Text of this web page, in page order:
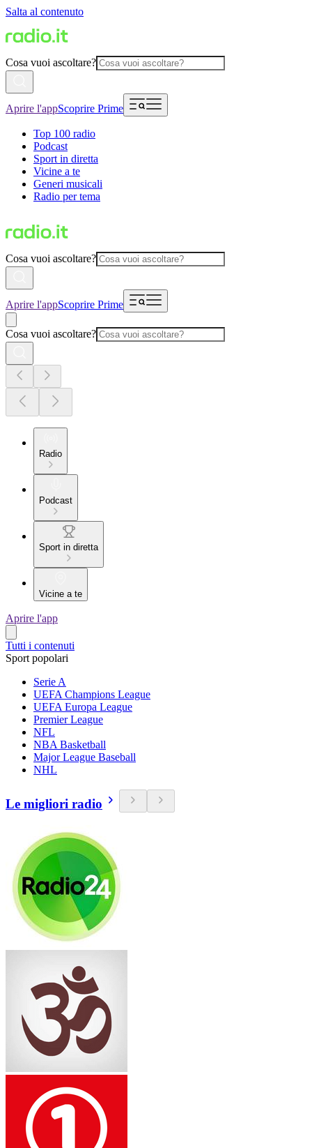
Salta al contenuto
Cosa vuoi ascoltare?
Aprire l'appScoprire Prime
Top 100 radio
Podcast
Sport in diretta
Vicine a te
Generi musicali
Radio per tema
Cosa vuoi ascoltare?
Aprire l'appScoprire Prime
Cosa vuoi ascoltare?
Radio
Podcast
Sport in diretta
Vicine a te
Aprire l'app
Tutti i contenuti
Sport popolari
Serie A
UEFA Champions League
UEFA Europa League
Premier League
NFL
NBA Basketball
Major League Baseball
NHL
Le migliori radio